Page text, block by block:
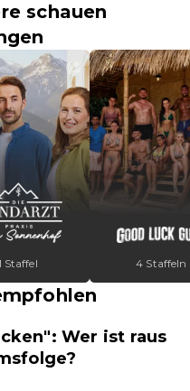
schauen
Staffel 4 Staffeln
Wer ist raus